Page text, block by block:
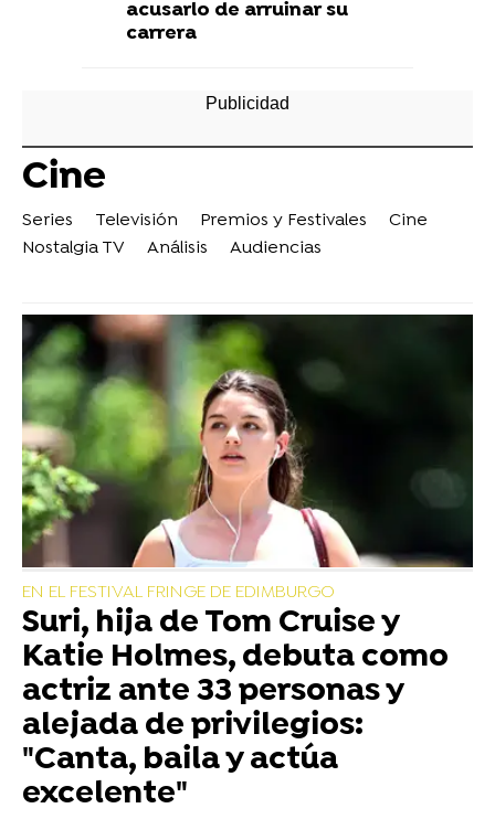
acusarlo de arruinar su
carrera
Cine
Series Televisión Premios y Festivales
Cine
Nostalgia TV
Análisis Audiencias
EN EL FESTIVAL FRINGE DE EDIMBURGO
Suri, hija de Tom Cruise y
Katie Holmes, debuta como
actriz ante 33 personas y
alejada de privilegios:
"Canta, baila y actúa
excelente"